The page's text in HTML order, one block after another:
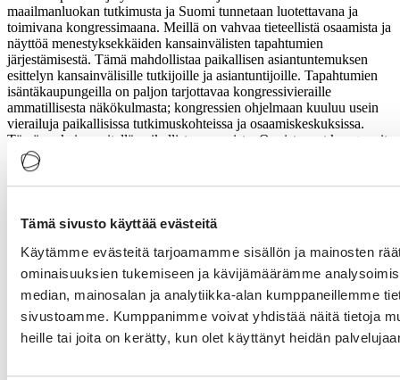
Tämä sivusto käyttää evästeitä
Käytämme evästeitä tarjoamamme sisällön ja mainosten
ominaisuuksien tukemiseen ja kävijämäärämme
median, mainosalan ja analytiikka-alan kumppaneillemme
sivustoamme. Kumppanimme voivat yhdistää näitä tietoja
heille tai joita on kerätty, kun olet käyttänyt heidän
maailmanluokan tutkimusta ja Suomi tunnetaan luotettavana ja
toimivana kongressimaana. Meillä on vahvaa tieteellistä osaamista ja
näyttöä menestyksekkäiden kansainvälisten tapahtumien
järjestämisestä. Tämä mahdollistaa paikallisen asiantuntemuksen
esittelyn kansainvälisille tutkijoille ja asiantuntijoille. Tapahtumien
isäntäkaupungeilla on paljon tarjottavaa kongressivieraille
ammatillisesta näkökulmasta; kongressien ohjelmaan kuuluu usein
vierailuja paikallisissa tutkimuskohteissa ja osaamiskeskuksissa.
Tämä on keino esitellä paikallista osaamista. Onnistuneet kongressit
kasvattavat Suomen ja järjestävän tahon mainetta.
Tänä kesänä kongresseja on tehty näkyväksi myös laajemmin.
of the European Academy of Neurology) yhteydessä järjestettiin
maksuton yleisölle avoin aivoterveyspäivä, jonka tavoitteena oli
lisätä tietoisuutta sairauksista ja niiden ennaltaehkäisystä sekä
parantaa ymmärrystä aivoterveydestä. Luennoilla esiteltiin myös
konkreettisia keinoja aivoterveyden edistämiseen ja arjen
hyvinvoinnin parantamiseen.
Unohtumattomia elämyksiä ja osallistujaennätyksiä